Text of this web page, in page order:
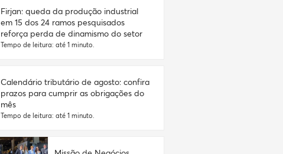
Firjan: queda da produção industrial
em 15 dos 24 ramos pesquisados
reforça perda de dinamismo do setor
Tempo de leitura: até 1 minuto.
Calendário tributário de agosto: confira
prazos para cumprir as obrigações do
mês
Tempo de leitura: até 1 minuto.